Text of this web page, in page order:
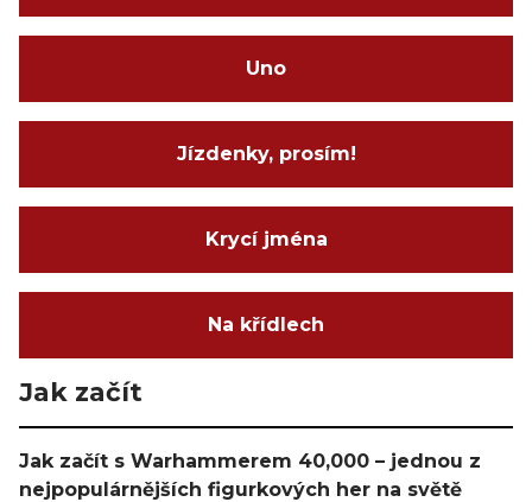
Uno
Jízdenky, prosím!
Krycí jména
Na křídlech
Jak začít
Jak začít s Warhammerem 40,000 – jednou z
nejpopulárnějších figurkových her na světě